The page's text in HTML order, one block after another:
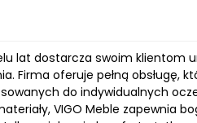
lat dostarcza swoim klientom
Firma oferuje pełną obsługę,
do indywidualnych
VIGO Meble zapewnia